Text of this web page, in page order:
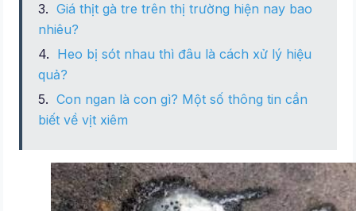
Giá thịt gà tre trên thị trường hiện nay bao
nhiêu?
Heo bị sót nhau thì đâu là cách xử lý hiệu
quả?
Con ngan là con gì? Một số thông tin cần
biết về vịt xiêm